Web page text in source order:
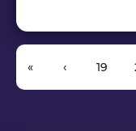
Sayfa gezinme
« ‹ Sayfa
19